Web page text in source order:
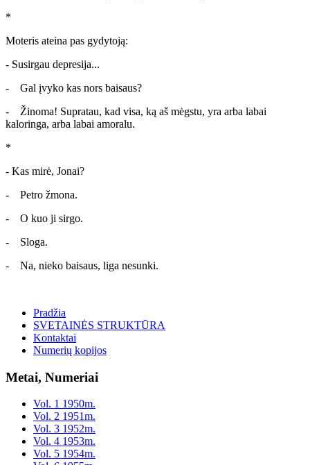
*
Moteris ateina pas gydytoją:
- Susirgau depresija...
- Gal įvyko kas nors baisaus?
- Žinoma! Supratau, kad visa, ką aš mėgstu, yra arba labai
kaloringa, arba labai amoralu.
*
- Kas mirė, Jonai?
- Petro žmona.
- O kuo ji sirgo.
- Sloga.
- Na, nieko baisaus, liga nesunki.
Pradžia
SVETAINĖS STRUKTŪRA
Kontaktai
Numerių kopijos
Metai, Numeriai
Vol. 1 1950m.
Vol. 2 1951m.
Vol. 3 1952m.
Vol. 4 1953m.
Vol. 5 1954m.